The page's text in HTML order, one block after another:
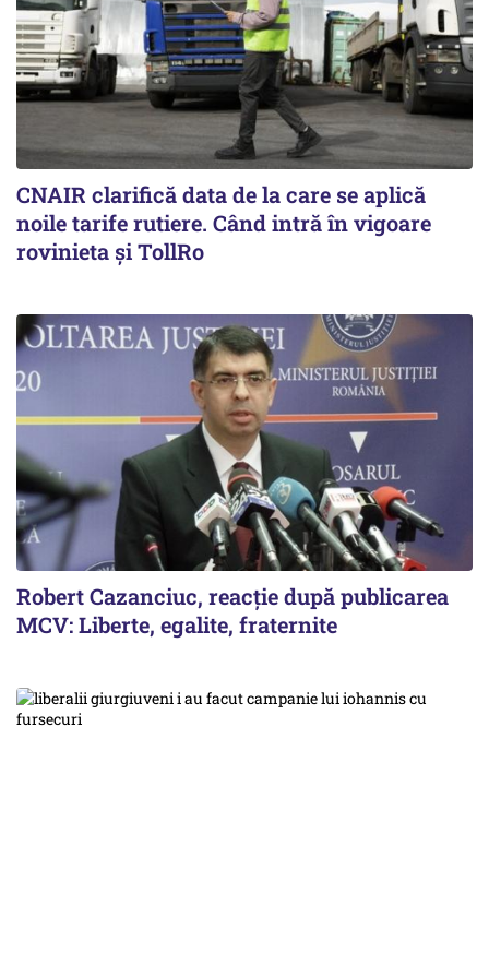
CNAIR clarifică data de la care se aplică
noile tarife rutiere. Când intră în vigoare
rovinieta și TollRo
Robert Cazanciuc, reacţie după publicarea
MCV: Liberte, egalite, fraternite